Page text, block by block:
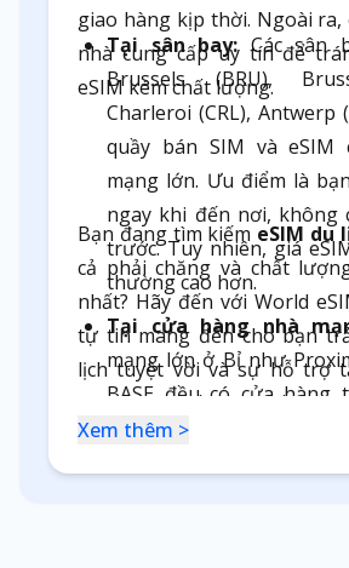
giao hàng kịp thời. Ngoài ra,
nhà cung cấp uy tín để
eSIM kém chất lượng.
Tại sân bay:Các sân
Brussels (BRU),
Charleroi (CRL), Antwerp
quầy bán SIM và eSIM
mạng lớn. Ưu điểm là
ngay khi đến nơi, không
trước. Tuy nhiên, giá
thường cao hơn.
Tại cửa hàng nhà
mạng lớn ở Bỉ như
BASE đều có cửa hàng
tâm thành phố. Giá eSIM
Bạn đang tìm kiếm eSIM du
cả phải chăng và chất
nhất? Hãy đến với World
tự tin mang đến cho bạn
lịch tuyệt vời và sự hỗ trợ
bạn cần tư vấn thêm về các
đừng ngần ngại liên hệ với
Xem thêm >